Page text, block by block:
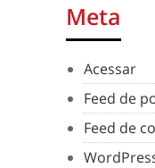
Meta
Acessar
Feed de
Feed de